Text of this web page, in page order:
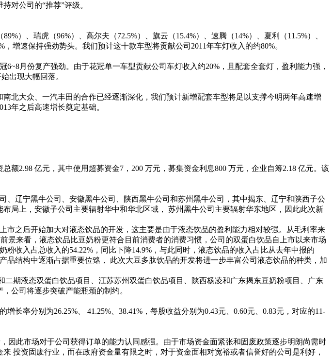
对公司的“推荐”评级。
、瑞虎（96%）、高尔夫（72.5%）、旗云（15.4%）、速腾（14%）、夏利（11.5%）、
增速保持强劲势头。我们预计这十款车型将贡献公司2011年车灯收入的约80%。
月份复产强劲。由于花冠单一车型贡献公司车灯收入约20%，且配套全套灯，盈利能力强，
出现大幅回落。
大众、一汽丰田的合作已经逐渐深化，我们预计新增配套车型将足以支撑今明两年高速增
年之后高速增长奠定基础。
2.98 亿元，其中使用超募资金7，200 万元，募集资金利息800 万元，企业自筹2.18 亿元。该
辽宁黑牛公司、安徽黑牛公司、陕西黑牛公司和苏州黑牛公司，其中揭东、辽宁和陕西子公
局上，安徽子公司主要辐射华中和华北区域， 苏州黑牛公司主要辐射华东地区，因此此次新
之后开始加大对液态饮品的开发，这主要是由于液态饮品的盈利能力相对较强。从毛利率来
景来看，液态饮品比豆奶粉更符合目前消费者的消费习惯，公司的双蛋白饮品自上市以来市场
收入占总收入的54.22%，同比下降14.9%，与此同时，液态饮品的收入占比从去年中报的
品结构中逐渐占据重要位臵， 此次大豆多肽饮品的开发将进一步丰富公司液态饮品的种类，加
液态双蛋白饮品项目、江苏苏州双蛋白饮品项目、陕西杨凌和广东揭东豆奶粉项目、广东
公司将逐步突破产能瓶颈的制约。
率分别为26.25%、 41.25%、38.41%，每股收益分别为0.43元、0.60元、0.83元，对应的11-
因此市场对于公司获得订单的能力认同感强。由于市场资金面紧张和固废政策逐步明朗尚需时
投资固废行业，而在政府资金量有限之时，对于资金面相对宽裕或者信誉好的公司是利好，